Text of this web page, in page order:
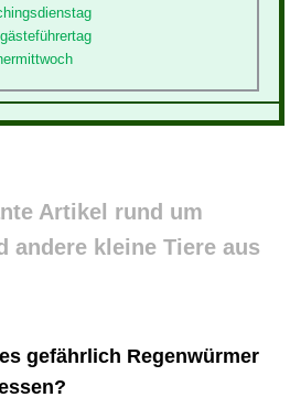
Artikel rund um
andere kleine Tiere aus
gefährlich Regenwürmer